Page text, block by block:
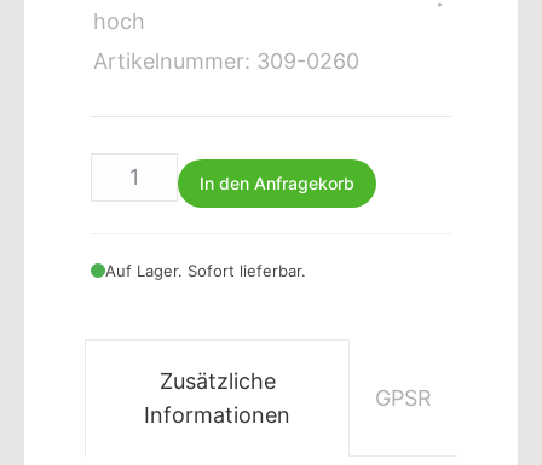
hoch
Artikelnummer: 309-0260
In den Anfragekorb
Auf Lager. Sofort lieferbar.
Zusätzliche
Informationen
GPSR